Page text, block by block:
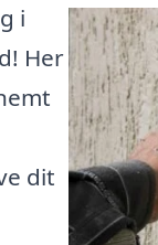
i
Her
dit